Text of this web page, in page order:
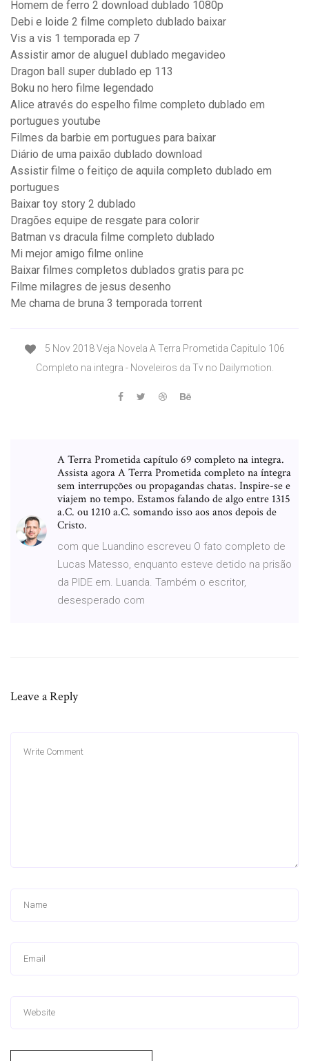
Homem de ferro 2 download dublado 1080p
Debi e loide 2 filme completo dublado baixar
Vis a vis 1 temporada ep 7
Assistir amor de aluguel dublado megavideo
Dragon ball super dublado ep 113
Boku no hero filme legendado
Alice através do espelho filme completo dublado em
portugues youtube
Filmes da barbie em portugues para baixar
Diário de uma paixão dublado download
Assistir filme o feitiço de aquila completo dublado em
portugues
Baixar toy story 2 dublado
Dragões equipe de resgate para colorir
Batman vs dracula filme completo dublado
Mi mejor amigo filme online
Baixar filmes completos dublados gratis para pc
Filme milagres de jesus desenho
Me chama de bruna 3 temporada torrent
5 Nov 2018 Veja Novela A Terra Prometida Capitulo 106
Completo na integra - Noveleiros da Tv no Dailymotion.
A Terra Prometida capítulo 69 completo na integra.
Assista agora A Terra Prometida completo na íntegra
sem interrupções ou propagandas chatas. Inspire-se e
viajem no tempo. Estamos falando de algo entre 1315
a.C. ou 1210 a.C. somando isso aos anos depois de
Cristo.
com que Luandino escreveu O fato completo de
Lucas Matesso, enquanto esteve detido na prisão
da PIDE em. Luanda. Também o escritor,
desesperado com
Leave a Reply